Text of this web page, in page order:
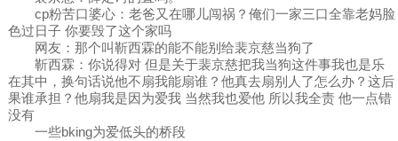
cp粉苦口婆心：老爸又在哪儿闯祸？俺们一家三口全靠老妈脸
色过日子 你要毁了这个家吗
网友：那个叫靳西霖的能不能别给裴京慈当狗了
靳西霖：你说得对 但是关于裴京慈把我当狗这件事我也是乐
在其中，换句话说他不扇我能扇谁？他真去扇别人了怎么办？这后
果谁承担？他扇我是因为爱我 当然我也爱他 所以我全责 他一点错
没有
一些bking为爱低头的桥段